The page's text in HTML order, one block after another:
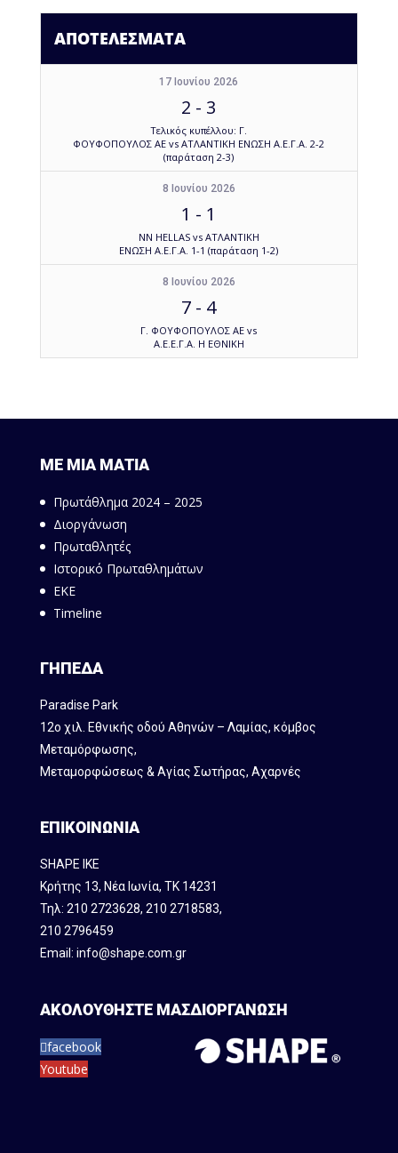
ΑΠΟΤΕΛΕΣΜΑΤΑ
17 Ιουνίου 2026
2 - 3
Τελικός κυπέλλου: Γ.
ΦΟΥΦΟΠΟΥΛΟΣ ΑΕ vs ΑΤΛΑΝΤΙΚΗ ΕΝΩΣΗ Α.Ε.Γ.Α. 2-2
(παράταση 2-3)
8 Ιουνίου 2026
1 - 1
NN HELLAS vs ΑΤΛΑΝΤΙΚΗ
ΕΝΩΣΗ Α.Ε.Γ.Α. 1-1 (παράταση 1-2)
8 Ιουνίου 2026
7 - 4
Γ. ΦΟΥΦΟΠΟΥΛΟΣ ΑΕ vs
Α.Ε.Ε.Γ.Α. Η ΕΘΝΙΚΗ
ΜΕ ΜΙΑ ΜΑΤΙΑ
Πρωτάθλημα 2024 – 2025
Διοργάνωση
Πρωταθλητές
Ιστορικό Πρωταθλημάτων
ΕΚΕ
Timeline
ΓΗΠΕΔΑ
Paradise Park
12ο χιλ. Εθνικής οδού Αθηνών – Λαμίας, κόμβος
Mεταμόρφωσης,
Μεταμορφώσεως & Αγίας Σωτήρας, Αχαρνές
ΕΠΙΚΟΙΝΩΝΙΑ
SHAPE IKE
Κρήτης 13, Νέα Ιωνία, ΤΚ 14231
Τηλ: 210 2723628, 210 2718583,
210 2796459
Email: info@shape.com.gr
ΑΚΟΛΟΥΘΗΣΤΕ ΜΑΣ
facebook
Youtube
ΔΙΟΡΓΑΝΩΣΗ